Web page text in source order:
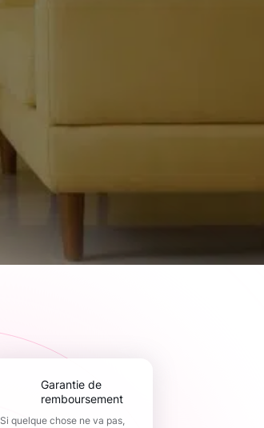
Garantie de
remboursement
Si quelque chose ne va pas,